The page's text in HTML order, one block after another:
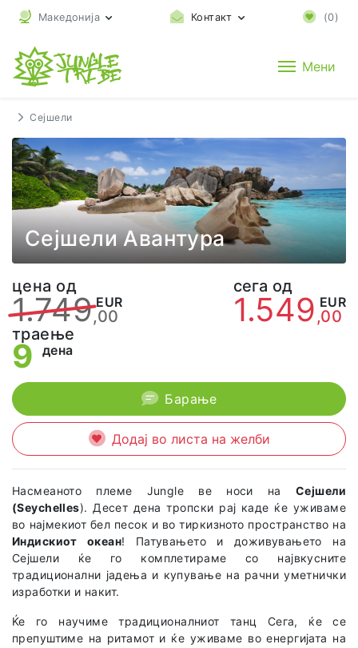
Македонија Контакт (0)
Мени
Сејшели
Сејшели Авантура
цена од
1.749 EUR
,00
сега од
1.549 EUR
,00
траење
9 дена
Барање
Додај во листа на желби
Насмеаното племе Jungle ве носи наСејшели
(Seychelles). Десет дена тропски рај каде ќе уживаме
во најмекиот бел песок и во тиркизното пространство на
Индискиот океан! Патувањето и доживувањето на
Сејшели ќе го комплетираме со највкусните
традиционални јадења и купување на рачни уметнички
изработки и накит.
Ќе го научиме традиционалниот танц Сега, ќе се
препуштиме на ритамот и ќе уживаме во енергијата на